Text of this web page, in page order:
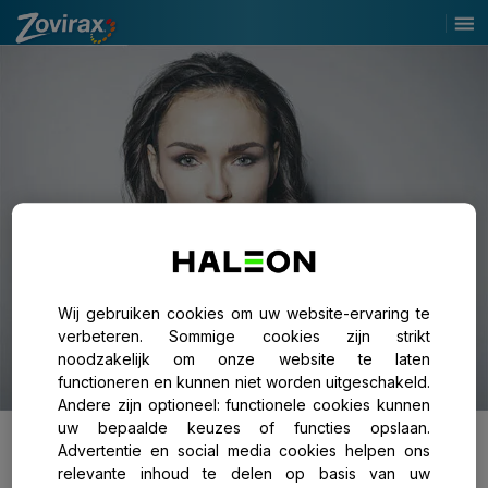
Blijf Sterk
De beste manier om u te verdedigen tegen verkoudheid
en griep is goed voor uzelf te zorgen. Volg deze tips om
Wij gebruiken cookies om uw website-ervaring te
verbeteren. Sommige cookies zijn strikt
noodzakelijk om onze website te laten
functioneren en kunnen niet worden uitgeschakeld.
Andere zijn optioneel: functionele cookies kunnen
uw bepaalde keuzes of functies opslaan.
Advertentie en social media cookies helpen ons
relevante inhoud te delen op basis van uw